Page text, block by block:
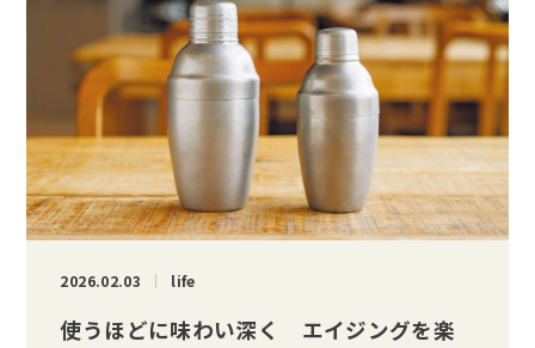
2026.02.03 life
使うほどに味わい深く エイジングを楽